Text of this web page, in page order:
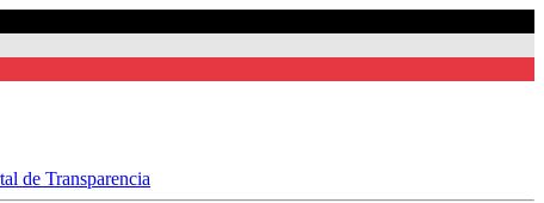
de Transparencia